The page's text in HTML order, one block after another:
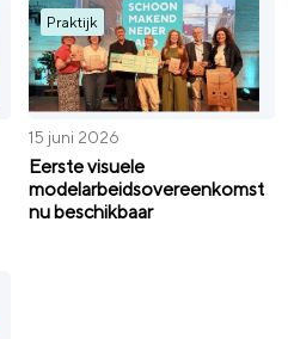
Praktijk
15 juni 2026
Eerste visuele
modelarbeidsovereenkomst
nu beschikbaar